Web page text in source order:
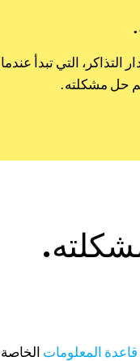
التي تبدأ عندما
حل مشكلته.
قاعدة المعلومات الخاصة